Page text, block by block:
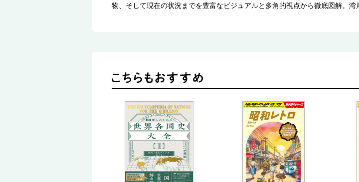
物、そして現在の状況までを豊富なビジュアルと多角的視点から徹底図解。湾